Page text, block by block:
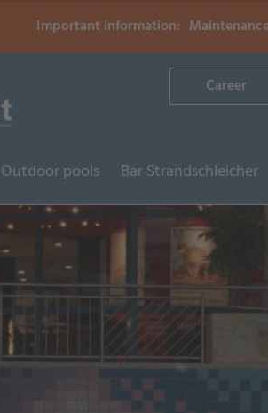
Important information:
Career
Outdoor pools Bar Strandschleicher